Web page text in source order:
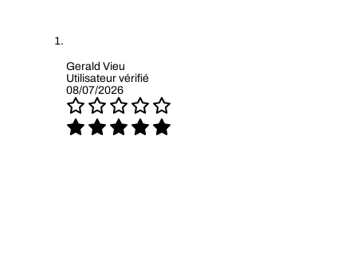
Gerald Vieu
Utilisateur vérifié
08/07/2026